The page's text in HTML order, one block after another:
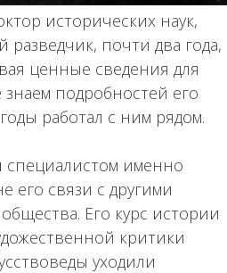
исторических наук,
почти два года,
ценные сведения для
подробностей его
работал с ним рядом.
именно
его связи с другими
Его курс истории
критики
уходили